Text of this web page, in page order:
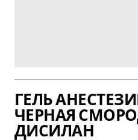
ГЕЛЬ
ЧЕРНАЯ
ДИСИЛАН